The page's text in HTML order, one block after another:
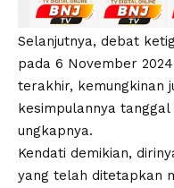
Selanjutnya, debat
pada 6 November
terakhir, kemungkinan
kesimpulannya tanggal
ungkapnya.
Kendati demikian,
yang telah ditetapkan